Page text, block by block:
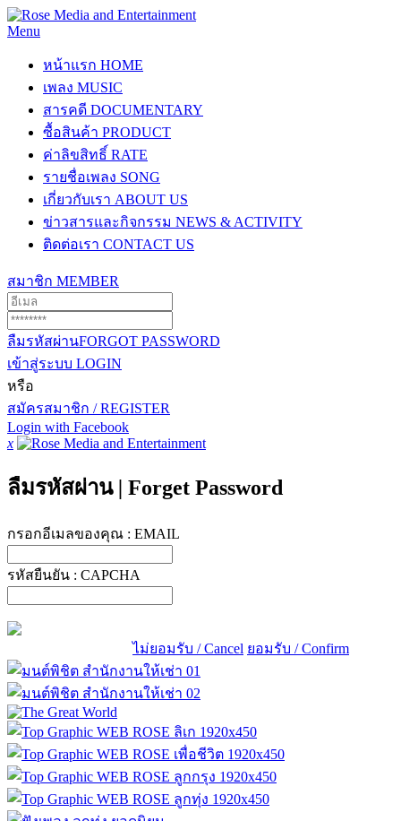
Menu
หน้าแรก HOME
เพลง MUSIC
สารคดี DOCUMENTARY
ซื้อสินค้า PRODUCT
ค่าลิขสิทธิ์ RATE
รายชื่อเพลง SONG
เกี่ยวกับเรา ABOUT US
ข่าวสารและกิจกรรม NEWS & ACTIVITY
ติดต่อเรา CONTACT US
สมาชิก MEMBER
ลืมรหัสผ่านFORGOT PASSWORD
เข้าสู่ระบบ LOGIN
หรือ
สมัครสมาชิก / REGISTER
Login with Facebook
x
ลืมรหัสผ่าน | Forget Password
กรอกอีเมลของคุณ : EMAIL
รหัสยืนยัน : CAPCHA
ไม่ยอมรับ / Cancel ยอมรับ / Confirm